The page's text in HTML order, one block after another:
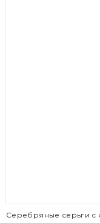
Серебряные серьги с